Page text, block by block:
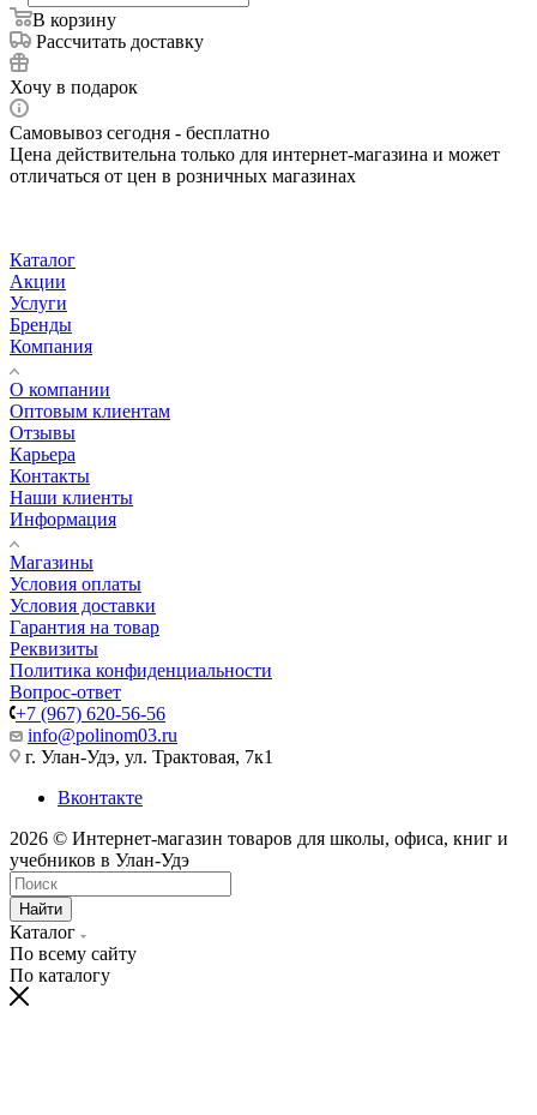
В корзину
Рассчитать доставку
Хочу в подарок
Самовывоз сегодня - бесплатно
Цена действительна только для интернет-магазина и может
отличаться от цен в розничных магазинах
Каталог
Акции
Услуги
Бренды
Компания
О компании
Оптовым клиентам
Отзывы
Карьера
Контакты
Наши клиенты
Информация
Магазины
Условия оплаты
Условия доставки
Гарантия на товар
Реквизиты
Политика конфиденциальности
Вопрос-ответ
+7 (967) 620-56-56
info@polinom03.ru
г. Улан-Удэ, ул. Трактовая, 7к1
Вконтакте
2026 © Интернет-магазин товаров для школы, офиса, книг и
учебников в Улан-Удэ
Найти
Каталог
По всему сайту
По каталогу